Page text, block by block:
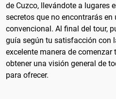
de Cuzco, llevándote a lugares
secretos que no encontrarás
convencional. Al final del tour,
guía según tu satisfacción con
excelente manera de comenzar
obtener una visión general de
para ofrecer.